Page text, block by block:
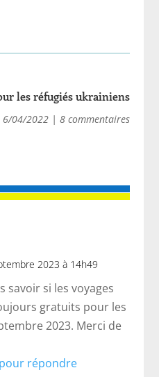
les réfugiés ukrainiens
6/04/2022| 8 commentaires
2023 à 14h49
savoir si les voyages
gratuits pour les
2023. Merci de
répondre